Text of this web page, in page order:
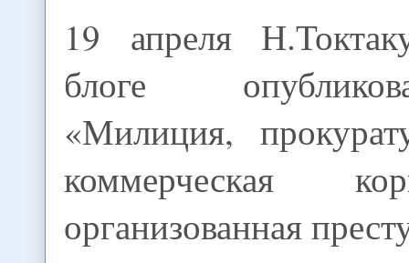
19 апреля
блоге
«Милиция,
коммерческая
организованная